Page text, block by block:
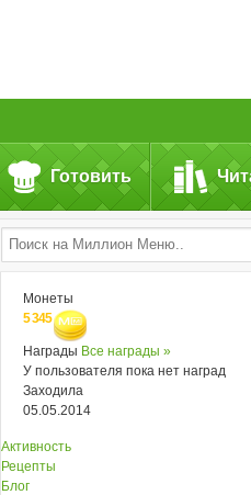
Готовить
Монеты
5 345
Награды Все награды »
У пользователя пока нет наград
Заходила
05.05.2014
Активность
Рецепты
Блог